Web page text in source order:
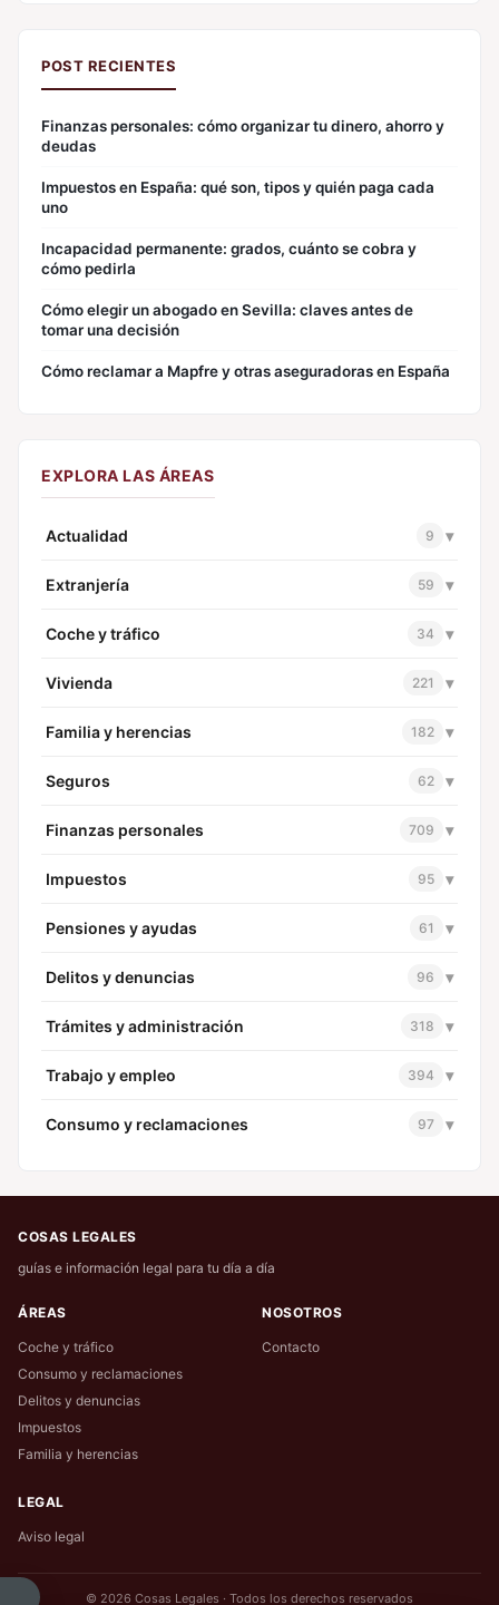
POST RECIENTES
Finanzas personales: cómo organizar tu dinero, ahorro y
deudas
Impuestos en España: qué son, tipos y quién paga cada
uno
Incapacidad permanente: grados, cuánto se cobra y
cómo pedirla
Cómo elegir un abogado en Sevilla: claves antes de
tomar una decisión
Cómo reclamar a Mapfre y otras aseguradoras en España
EXPLORA LAS ÁREAS
Actualidad 9 ▾
Extranjería 59 ▾
Coche y tráfico 34 ▾
Vivienda 221 ▾
Familia y herencias 182 ▾
Seguros 62 ▾
Finanzas personales 709 ▾
Impuestos 95 ▾
Pensiones y ayudas 61 ▾
Delitos y denuncias 96 ▾
Trámites y administración 318 ▾
Trabajo y empleo 394 ▾
Consumo y reclamaciones 97 ▾
COSAS LEGALES
guías e información legal para tu día a día
ÁREAS
Coche y tráfico
Consumo y reclamaciones
Delitos y denuncias
Impuestos
Familia y herencias
NOSOTROS
Contacto
LEGAL
Aviso legal
© 2026 Cosas Legales · Todos los derechos reservados